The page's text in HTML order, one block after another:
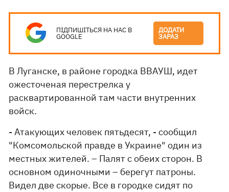
ПІДПИШІТЬСЯ НА НАС В
GOOGLE
ДОДАТИ
ЗАРАЗ
В Луганске, в районе городка ВВАУШ, идет
ожесточеная перестрелка у
расквартированной там части внутренних
войск.
- Атакующих человек пятьдесят, - сообщил
"Комсомольской правде в Украине" один из
местных жителей. – Палят с обеих сторон. В
основном одиночными – берегут патроны.
Видел две скорые. Все в городке сидят по